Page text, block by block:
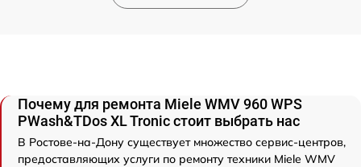
Почему для ремонта Miele WMV 960 WPS
PWash&TDos XL Tronic стоит выбрать нас
В Ростове-на-Дону существует множество сервис-центров,
предоставляющих услуги по ремонту техники Miele WMV